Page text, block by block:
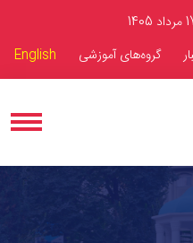
گروه‌های آموزشی English